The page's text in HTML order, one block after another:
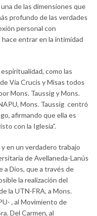
de las dimensiones que
profundo de las verdades
personal con
entrar en la intimidad
como las
Vía Crucis y Misas todos
Mons. Taussig y Mons.
Mons. Taussig centró
afirmando que ella es
con la Iglesia”.
en un verdadero trabajo
de Avellaneda-Lanús
a Dios, que a través de
la realización del
la UTN-FRA, a Mons.
, al Movimiento de
Del Carmen, al